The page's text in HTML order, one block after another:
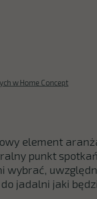
w Home Concept
element
punkt
wybrać,
jadalni jaki